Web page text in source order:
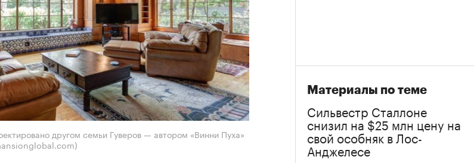
другом семьи Гуверов — автором «Винни Пуха»
Материалы по теме
Сильвестр Сталлоне
снизил на $25 млн цену на
свой особняк в Лос-
Анджелесе